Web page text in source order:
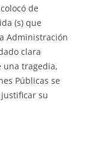
de
(s) que
Administración
clara
una tragedia,
Públicas se
su